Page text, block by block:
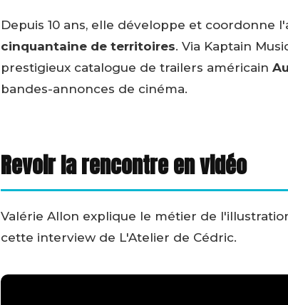
Depuis 10 ans, elle développe et coordonne
cinquantaine de territoires. Via Kaptain
prestigieux catalogue de trailers américain
bandes-annonces de cinéma.
Revoir la rencontre en vidéo
Valérie Allon explique le métier de
cette interview de L'Atelier de Cédric.